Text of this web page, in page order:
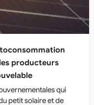
producteurs
qui
petit solaire et de